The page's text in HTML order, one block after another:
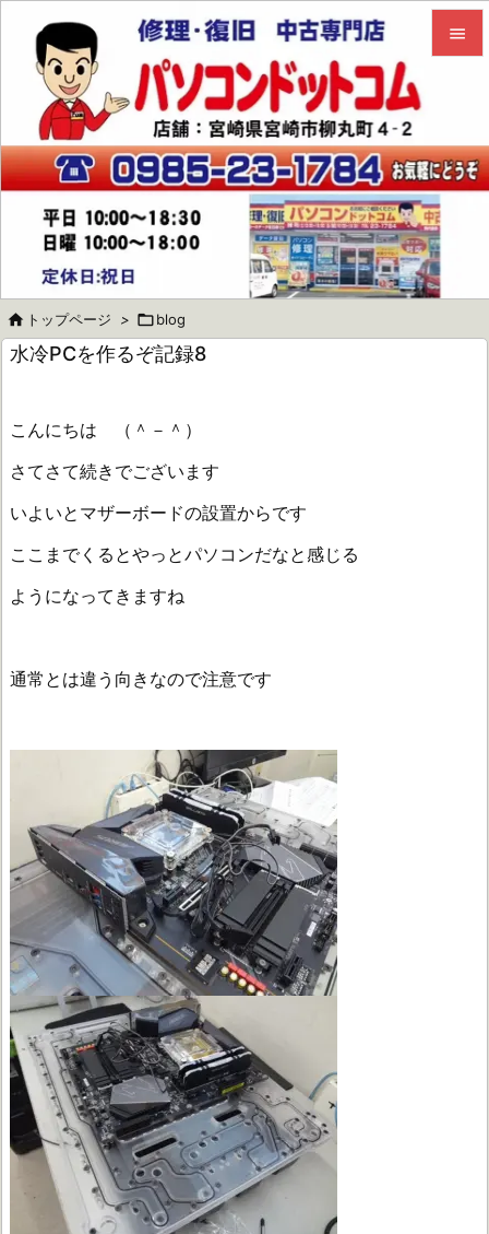

サイド


 トップページ > blog
水冷PCを作るぞ記録8
こんにちは （＾－＾）
さてさて続きでございます
いよいとマザーボードの設置からです
ここまでくるとやっとパソコンだなと感じる
ようになってきますね
通常とは違う向きなので注意です